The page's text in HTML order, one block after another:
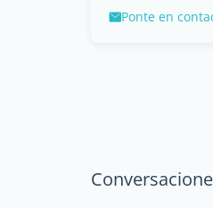
Ponte en